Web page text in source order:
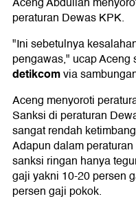
peraturan Dewas KPK.
"Ini sebetulnya
pengawas," ucap
detikcomvia
Aceng menyoroti
Sanksi di peraturan
sangat rendah
Adapun dalam
sanksi ringan hanya
gaji yakni 10-20 persen
persen gaji pokok.